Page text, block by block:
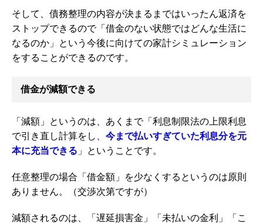
そして、債務整理の内容が決まるまではいったん返済を
ストップできるので「借金のない状態ではどんな生活に
なるのか」という今後に向けての家計シミュレーション
をすることができるのです。
借金が減額できる
「減額」というのは、あくまで「利息制限法の上限利息
で引き直し計算をし、 今まで払いすぎていた利息分を元
本に充当できる 」ということです。
任意整理の場合「借金額」を少なくするというのは原則
ありません。（交渉次第ですが）
減額されるのは、「遅延損害金」「未払いの金利」「こ